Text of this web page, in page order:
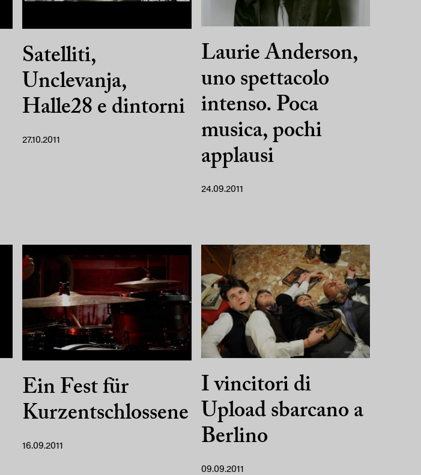
Satelliti,
Unclevanja,
Halle28 e dintorni
27.10.2011
Laurie Anderson,
uno spettacolo
intenso. Poca
musica, pochi
applausi
24.09.2011
Ein Fest für
Kurzentschlossene
16.09.2011
I vincitori di
Upload sbarcano a
Berlino
09.09.2011